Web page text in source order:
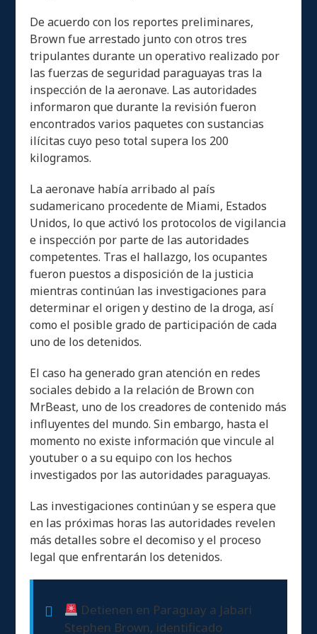
De acuerdo con los reportes preliminares,
Brown fue arrestado junto con otros tres
tripulantes durante un operativo realizado por
las fuerzas de seguridad paraguayas tras la
inspección de la aeronave. Las autoridades
informaron que durante la revisión fueron
encontrados varios paquetes con sustancias
ilícitas cuyo peso total supera los 200
kilogramos.
La aeronave había arribado al país
sudamericano procedente de Miami, Estados
Unidos, lo que activó los protocolos de vigilancia
e inspección por parte de las autoridades
competentes. Tras el hallazgo, los ocupantes
fueron puestos a disposición de la justicia
mientras continúan las investigaciones para
determinar el origen y destino de la droga, así
como el posible grado de participación de cada
uno de los detenidos.
El caso ha generado gran atención en redes
sociales debido a la relación de Brown con
MrBeast, uno de los creadores de contenido más
influyentes del mundo. Sin embargo, hasta el
momento no existe información que vincule al
youtuber o a su equipo con los hechos
investigados por las autoridades paraguayas.
Las investigaciones continúan y se espera que
en las próximas horas las autoridades revelen
más detalles sobre el decomiso y el proceso
legal que enfrentarán los detenidos.
Detienen en Paraguay a Jabari
Stephen Brown, identificado